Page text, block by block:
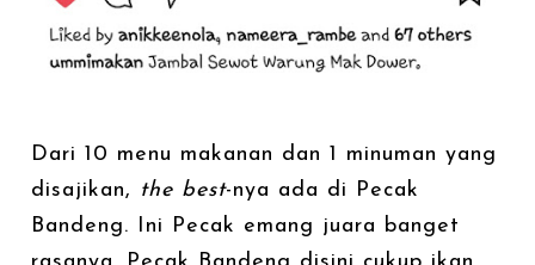
Dari 10 menu makanan dan 1 minuman yang
disajikan, the best-nya ada di Pecak
Bandeng. Ini Pecak emang juara banget